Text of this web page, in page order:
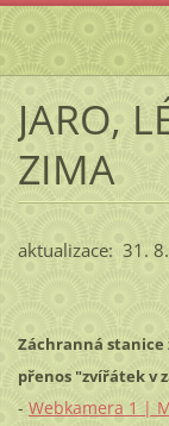
JARO,
ZIMA
aktualizace: 31.
Záchranná stanice
přenos "zvířátek v
- Webkamera 1 |